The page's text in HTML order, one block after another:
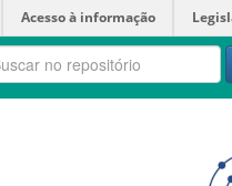
Acesso à informação